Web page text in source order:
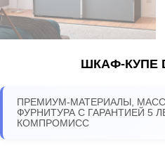
ШКАФ-КУПЕ
ПРЕМИУМ-МАТЕРИАЛЫ,
ФУРНИТУРА С ГАРАНТИЕЙ 5
КОМПРОМИСС